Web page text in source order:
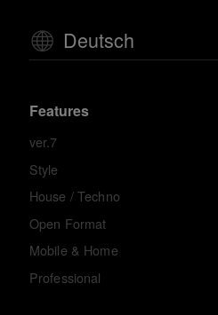
Deutsch
Features
ver.7
Style
House / Techno
Open Format
Mobile & Home
Professional